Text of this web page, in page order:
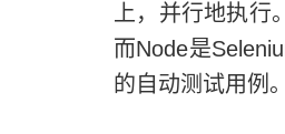
上，并行地执
而Node是
的自动测试用例。